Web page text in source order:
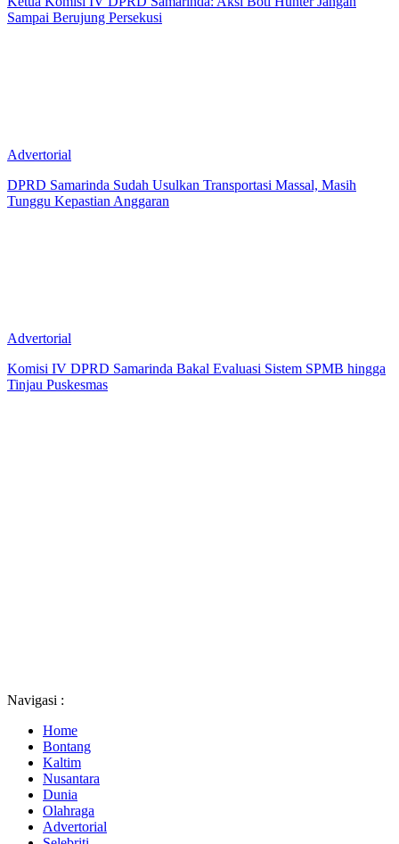
Sampai Berujung Persekusi
Advertorial
DPRD Samarinda Sudah Usulkan Transportasi Massal, Masih
Tunggu Kepastian Anggaran
Advertorial
Komisi IV DPRD Samarinda Bakal Evaluasi Sistem SPMB hingga
Tinjau Puskesmas
Navigasi :
Home
Bontang
Kaltim
Nusantara
Dunia
Olahraga
Advertorial